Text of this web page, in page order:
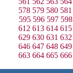
578 579 580 581
595 596 597 598
612 613 614 615
629 630 631 632
646 647 648 649
663 664 665 666